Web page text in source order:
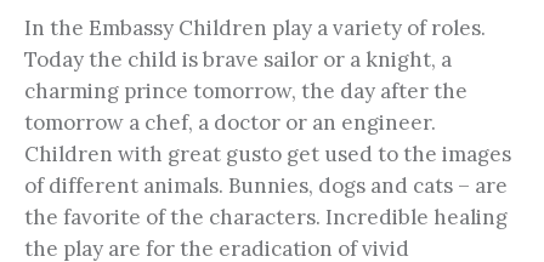
In the Embassy Children play a variety of roles.
Today the child is brave sailor or a knight, a
charming prince tomorrow, the day after the
tomorrow a chef, a doctor or an engineer.
Children with great gusto get used to the images
of different animals. Bunnies, dogs and cats – are
the favorite of the characters. Incredible healing
the play are for the eradication of vivid